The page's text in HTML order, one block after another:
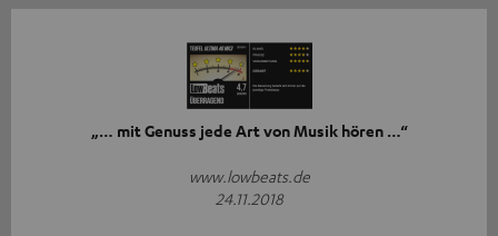
„… mit Genuss jede Art von Musik hören …“
www.lowbeats.de
24.11.2018